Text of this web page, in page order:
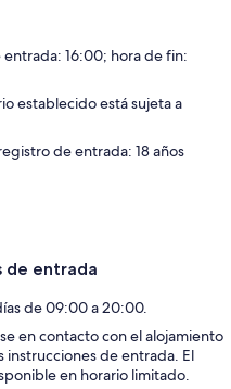
16:00; hora de fin:
establecido está sujeta a
de entrada: 18 años
de entrada
de 09:00 a 20:00.
en contacto con el alojamiento
instrucciones de entrada. El
en horario limitado.